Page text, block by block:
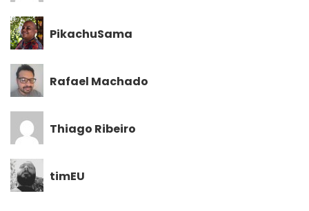
PikachuSama
Rafael Machado
Thiago Ribeiro
timEU